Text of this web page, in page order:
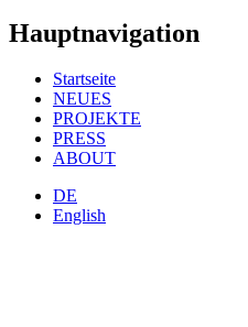
Hauptnavigation
Startseite
NEUES
PROJEKTE
PRESS
ABOUT
DE
English